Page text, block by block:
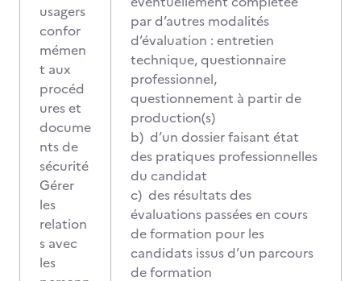
usagers
confor
mémen
t aux
procéd
ures et
docume
nts de
sécurité
Gérer
les
relation
s avec
les
par d’autres modalités
d’évaluation : entretien
technique, questionnaire
professionnel,
questionnement à partir de
production(s)
b) d’un dossier faisant état
des pratiques professionnelles
du candidat
c) des résultats des
évaluations passées en cours
de formation pour les
candidats issus d’un parcours
de formation